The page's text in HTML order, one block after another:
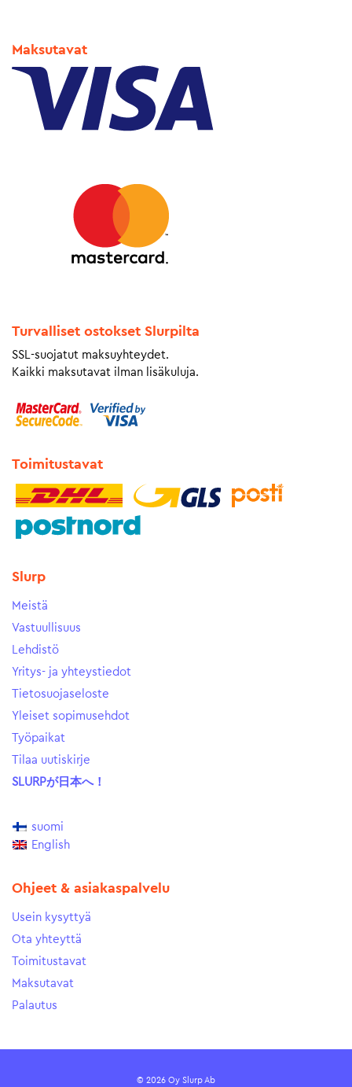
Maksutavat
Turvalliset ostokset Slurpilta
SSL-suojatut maksuyhteydet.
Kaikki maksutavat ilman lisäkuluja.
Toimitustavat
Slurp
Meistä
Vastuullisuus
Lehdistö
Yritys- ja yhteystiedot
Tietosuojaseloste
Yleiset sopimusehdot
Työpaikat
Tilaa uutiskirje
SLURPが日本へ！
suomi
English
Ohjeet & asiakaspalvelu
Usein kysyttyä
Ota yhteyttä
Toimitustavat
Maksutavat
Palautus
© 2026 Oy Slurp Ab